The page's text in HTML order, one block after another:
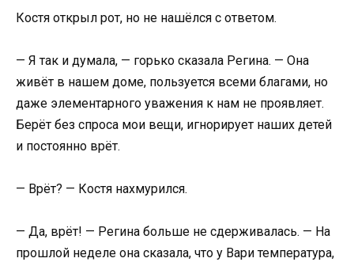
Костя открыл рот, но не нашёлся с ответом.
— Я так и думала, — горько сказала Регина. — Она
живёт в нашем доме, пользуется всеми благами, но
даже элементарного уважения к нам не проявляет.
Берёт без спроса мои вещи, игнорирует наших детей
и постоянно врёт.
— Врёт? — Костя нахмурился.
— Да, врёт! — Регина больше не сдерживалась. — На
прошлой неделе она сказала, что у Вари температура,